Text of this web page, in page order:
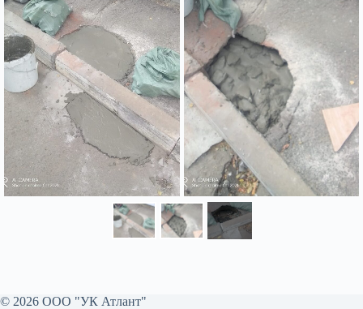
© 2026 ООО "УК Атлант"